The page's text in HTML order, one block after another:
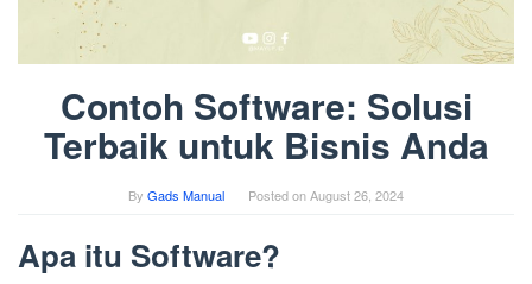
Contoh Software: Solusi
Terbaik untuk Bisnis Anda
By Gads Manual Posted onAugust 26, 2024
Apa itu Software?